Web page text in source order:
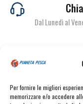
Per fornire le migliori
memorizzare e/o accedere
Dal Lunedì al